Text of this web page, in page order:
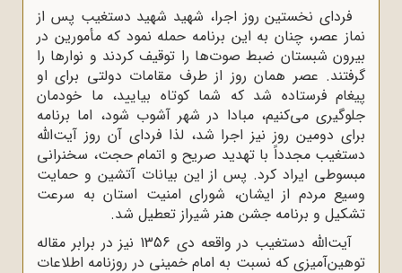
فردای نخستین روز اجرا، شهید شهید دستغیب پس از
نماز عصر، چنان به این برنامه حمله نمود که مأمورین در
بیرون شبستان ضبط صوت‌ها را توقیف کردند و نوارها را
گرفتند. عصر همان روز از طرف مقامات دولتی برای او
پیغام فرستاده شد که شما کوتاه بیایید، ما خودمان
جلوگیری می‌کنیم، مبادا در شهر آشوب شود، اما برنامه
برای دومین روز نیز اجرا شد، لذا فردای آن روز آیت‌الله
دستغیب مجدداً با تهدید صریح و اتمام حجت، سخنرانی
مبسوطی ایراد کرد. پس از این بیانات آتشین و حمایت
وسیع مردم از ایشان، شورای امنیت استان به سرعت
تشکیل و برنامه جشن هنر شیراز تعطیل شد.
آیت‌الله دستغیب در واقعه دی 1356 نیز در برابر مقاله
توهین‌آمیزی که نسبت به امام خمینی در روزنامه اطلاعات